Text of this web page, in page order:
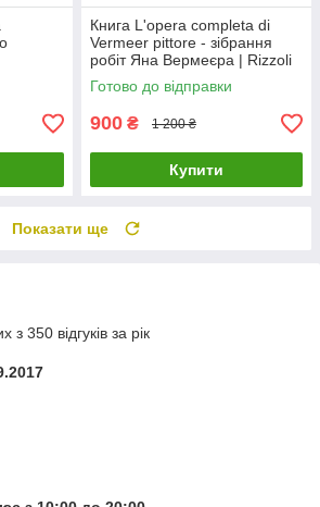
Книга L'opera completa di
Vermeer pittore - зібрання
робіт Яна Вермеєра | Rizzoli
Готово до відправки
900 ₴ 1 200 ₴
Купити
Показати ще
з 350 відгуків за рік